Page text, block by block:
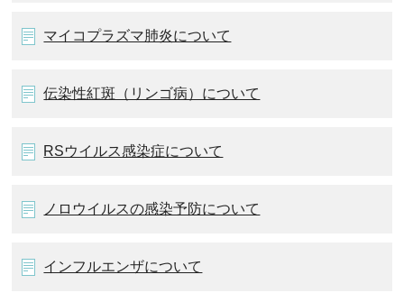
マイコプラズマ肺炎について
伝染性紅斑（リンゴ病）について
RSウイルス感染症について
ノロウイルスの感染予防について
インフルエンザについて